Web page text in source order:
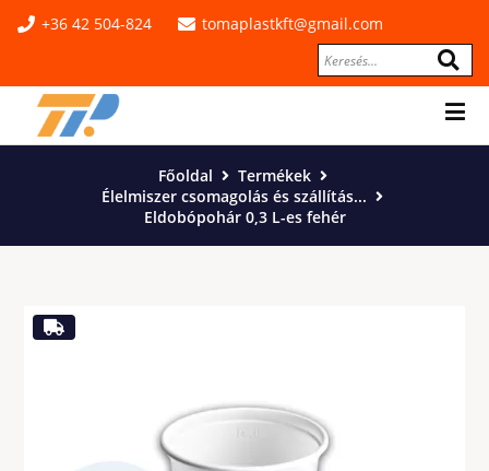
+36 42 504-824 tomaplastkft@gmail.com
Főoldal
Termékek
Élelmiszer csomagolás és szállítás...
Eldobópohár 0,3 L-es fehér